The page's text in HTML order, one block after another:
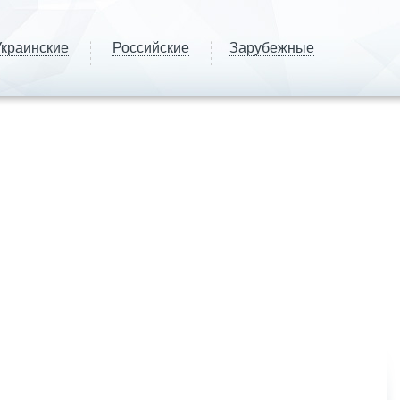
Российские Зарубежные